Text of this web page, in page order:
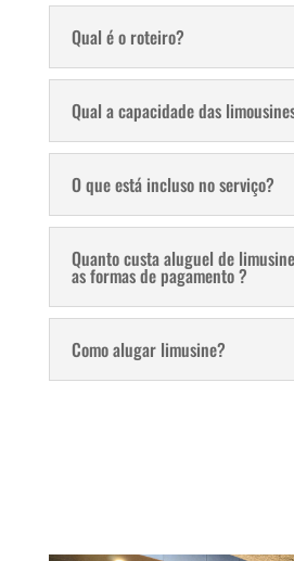
Qual é o roteiro?
Qual a capacidade das
O que está incluso no serviço?
Quanto custa aluguel de
as formas de pagamento ?
Como alugar limusine?